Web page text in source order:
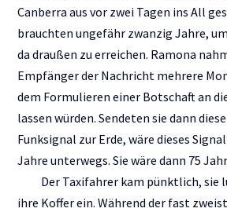
Canberra aus vor zwei Tagen ins All
brauchten ungefähr zwanzig Jahre,
da draußen zu erreichen. Ramona
Empfänger der Nachricht mehrere
dem Formulieren einer Botschaft an
lassen würden. Sendeten sie dann
Funksignal zur Erde, wäre dieses
Jahre unterwegs. Sie wäre dann 75
Der Taxifahrer kam pünktlich, sie
ihre Koffer ein. Während der fast